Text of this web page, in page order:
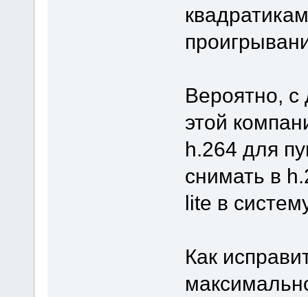
Вероятно,
этой
h.264 для
снимать в
lite в
Как